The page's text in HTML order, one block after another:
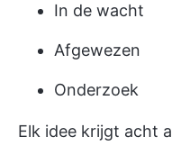
In de wacht
Afgewezen
Onderzoek
Elk idee krijgt acht